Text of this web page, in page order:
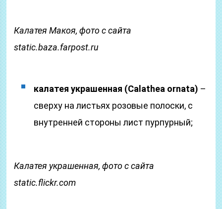
Калатея Макоя, фото с сайта
static.baza.farpost.ru
калатея украшенная (Calathea ornata) –
сверху на листьях розовые полоски, с
внутренней стороны лист пурпурный;
Калатея украшенная, фото с сайта
static.flickr.com